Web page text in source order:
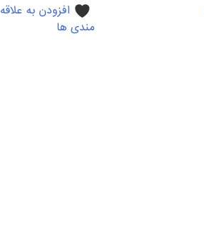
افزودن به علاقه
مندی ها